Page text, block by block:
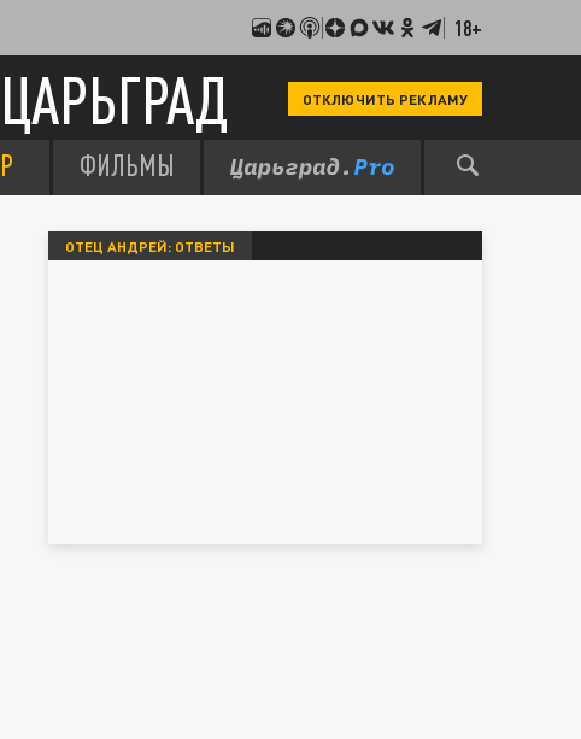
18+
ЦАРЬГРАД ОТКЛЮЧИТЬ РЕКЛАМУ
ФИЛЬМЫ
ОТЕЦ АНДРЕЙ: ОТВЕТЫ